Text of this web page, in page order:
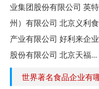
业集团股份有限公司 英
州）有限公司 北京义利
产业有限公司 好利来企
股份有限公司 北京天福...
世界著名食品企业有